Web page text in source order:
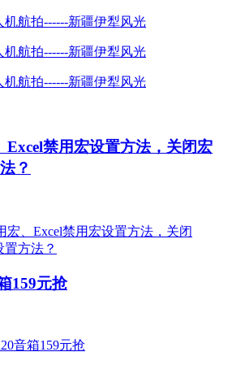
Excel禁用宏设置方法，关闭宏
？
159元抢